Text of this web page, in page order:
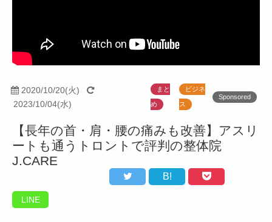
2020/10/20(火)
2023/10/04(水)
まと
め
ビジネ
ス
Sponsored
【長年の首・肩・腰の痛みも改善】アスリ
ートも通うトロントで評判の整体院
J.CARE
B!
LINE